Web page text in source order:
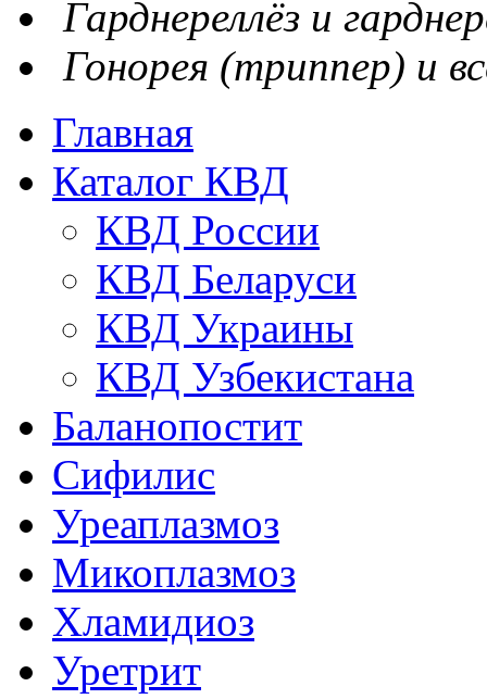
Гарднереллёз и
Гонорея (триппер) и
Главная
Каталог КВД
КВД России
КВД Беларуси
КВД Украины
КВД Узбекистана
Баланопостит
Сифилис
Уреаплазмоз
Микоплазмоз
Хламидиоз
Уретрит